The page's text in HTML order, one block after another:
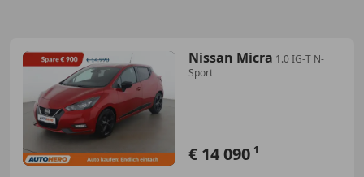
Nissan Micra 1.0 IG-T N-
Sport
€ 14 090 1